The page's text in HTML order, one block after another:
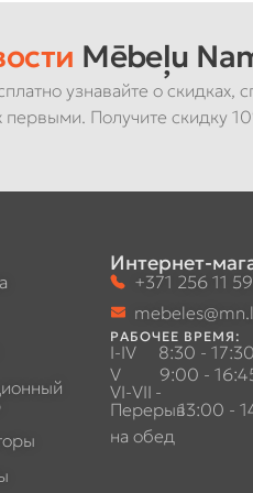
Mēbeļu
узнавайте о скидках,
Получите скидку
Интернет-
+371 256 11
РАБОЧЕЕ ВРЕМЯ:
I-IV
8:30 - 17:30
V
9:00 -
VI-VII -
Перерыв
на обед
13:00 -